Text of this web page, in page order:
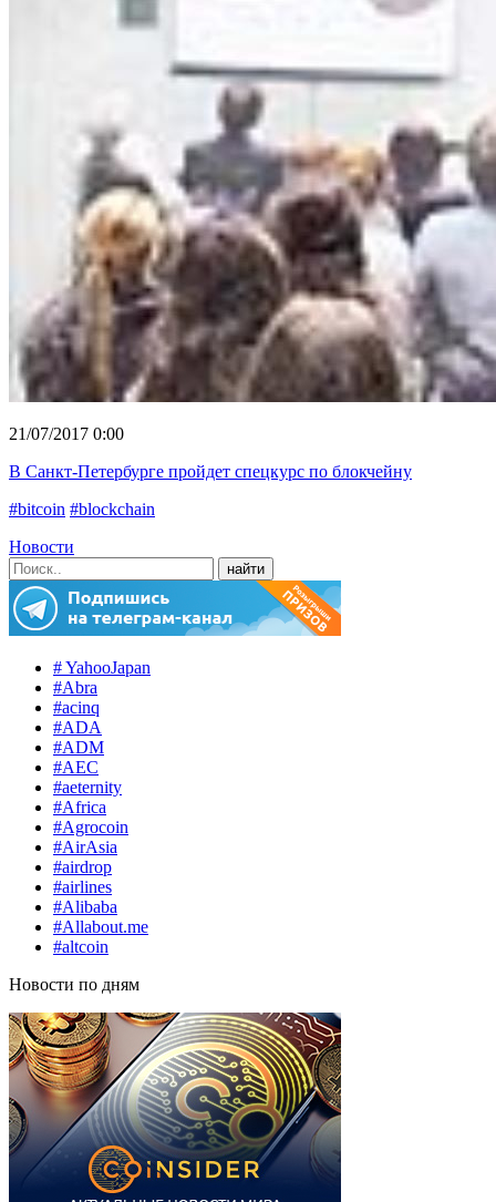
21/07/2017 0:00
В Санкт-Петербурге пройдет спецкурс по блокчейну
#bitcoin #blockchain
Новости
# YahooJapan
#Abra
#acinq
#ADA
#ADM
#AEC
#aeternity
#Africa
#Agrocoin
#AirAsia
#airdrop
#airlines
#Alibaba
#Allabout.me
#altcoin
Новости по дням